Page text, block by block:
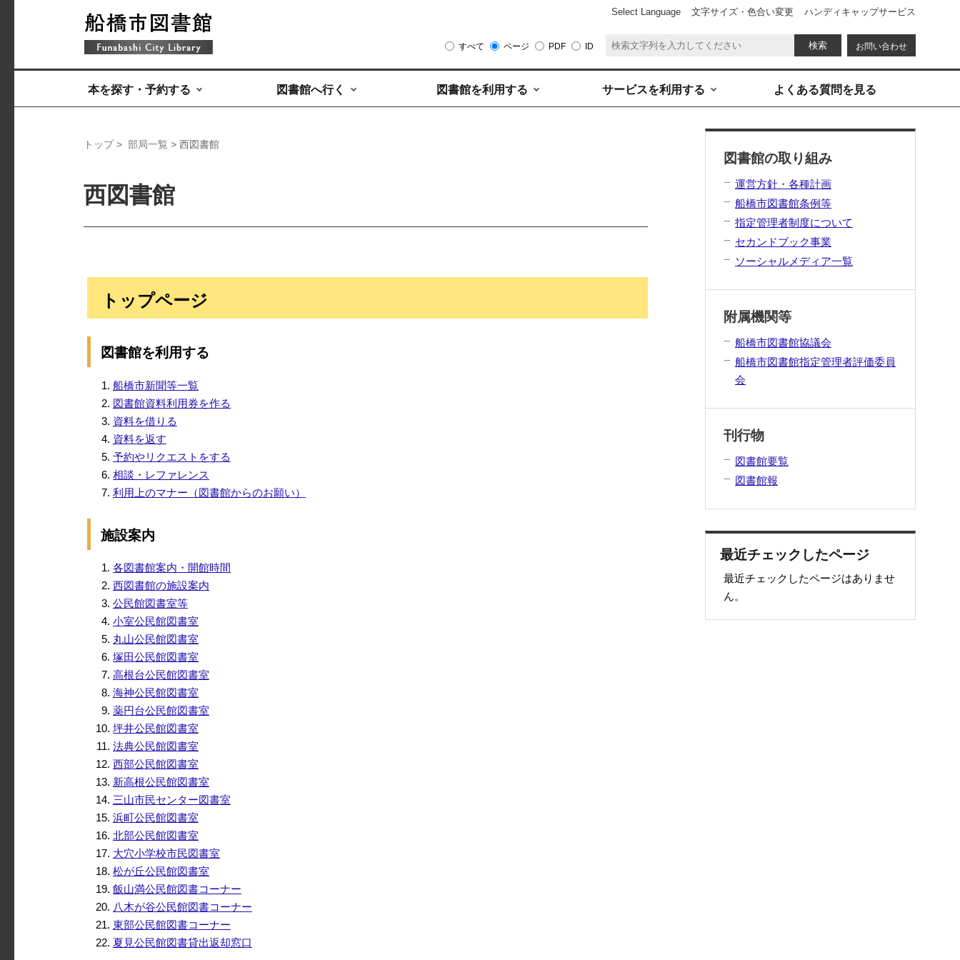
お問い合わせ
すべて ページ PDF ID
Select Language 文字サイズ・色合い変更 ハンディキャップサービス
本を探す・予約する 図書館へ行く 図書館を利用する サービスを利用する よくある質問を見る
トップ > 部局一覧 > 西図書館
西図書館
トップページ
図書館を利用する
船橋市新聞等一覧
図書館資料利用券を作る
資料を借りる
資料を返す
予約やリクエストをする
相談・レファレンス
利用上のマナー（図書館からのお願い）
施設案内
各図書館案内・開館時間
西図書館の施設案内
公民館図書室等
小室公民館図書室
丸山公民館図書室
塚田公民館図書室
高根台公民館図書室
海神公民館図書室
薬円台公民館図書室
坪井公民館図書室
法典公民館図書室
西部公民館図書室
新高根公民館図書室
三山市民センター図書室
浜町公民館図書室
北部公民館図書室
大穴小学校市民図書室
松が丘公民館図書室
飯山満公民館図書コーナー
八木が谷公民館図書コーナー
東部公民館図書コーナー
夏見公民館図書貸出返却窓口
図書館の取り組み
運営方針・各種計画
船橋市図書館条例等
指定管理者制度について
セカンドブック事業
ソーシャルメディア一覧
附属機関等
船橋市図書館協議会
船橋市図書館指定管理者評価委員
会
刊行物
図書館要覧
図書館報
最近チェックしたページ
最近チェックしたページはありませ
ん。